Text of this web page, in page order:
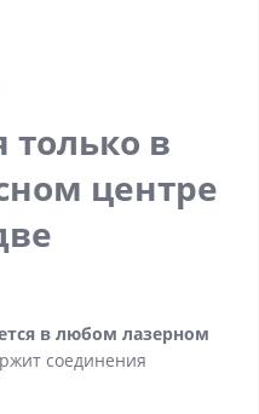
только в
центре
в любом лазерном
соединения